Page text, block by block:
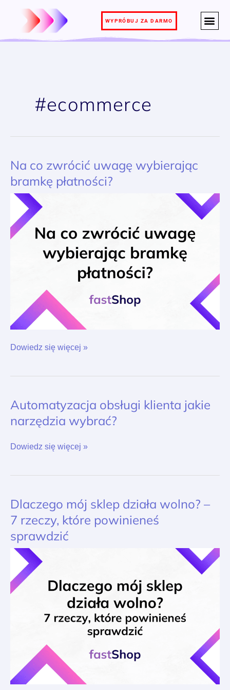
WYPRÓBUJ ZA DARMO
#ecommerce
Na co zwrócić uwagę wybierając
bramkę płatności?
Na
zwrócić
uwagę
wybierając
bramkę
płatności?
Dowiedz się więcej »
Automatyzacja obsługi klienta jakie
narzędzia wybrać?
Automatyzacja
obsługi
klienta
narzędzia
Dowiedz się więcej »
Dlaczego mój sklep działa wolno? –
7 rzeczy, które powinieneś
sprawdzić
Dlaczego
sklep
działa
wolno?
rzeczy,
które